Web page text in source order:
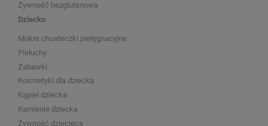
Żywność bezglutenowa
Dziecko
Mokre chusteczki pielęgnacyjne
Pieluchy
Zabawki
Kosmetyki dla dziecka
Kąpiel dziecka
Kamienie dziecka
Żywność dziecięca